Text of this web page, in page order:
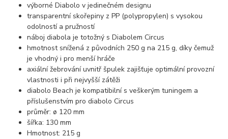
výborné Diabolo v jedinečném designu
transparentní skořepiny z PP (polypropylen) s vysokou
odolností a pružností
náboj diabola je totožný s Diabolem Circus
hmotnost snížená z původních 250 g na 215 g, díky čemuž
je vhodný i pro menší hráče
axiální žebrování uvnitř špulek zajišťuje optimální provozní
vlastnosti i při nejvyšší zátěži
diabolo Beach je kompatibilní s veškerým tuningem a
příslušenstvím pro diabolo Circus
průměr: ø 120 mm
šířka: 130 mm
Hmotnost: 215 g